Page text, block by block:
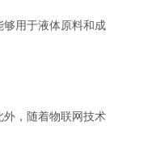
用于液体原料和成
，随着物联网技术